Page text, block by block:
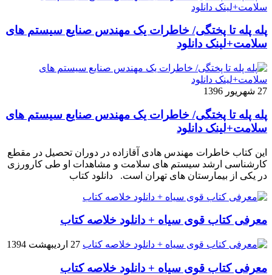
پله پله تا پختگی/ خاطرات یک مهندس صنایع سیستم های
سلامت+لینک دانلود
27 شهریور 1396
پله پله تا پختگی/ خاطرات یک مهندس صنایع سیستم های
سلامت+لینک دانلود
این کتاب خاطرات مهندس هادی آقازاده در دوران تحصیل در مقطع
کارشناسی ارشد سیستم های سلامت و مشاهدات او طی کارورزی
در یکی از بیمارستان های تهران است. دانلود کتاب
معرفی کتاب قوی سیاه + دانلود خلاصه کتاب
27 اردیبهشت 1394
معرفی کتاب قوی سیاه + دانلود خلاصه کتاب